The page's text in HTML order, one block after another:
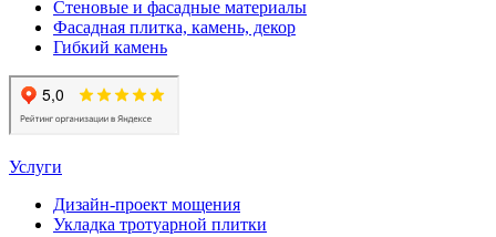
Стеновые и фасадные материалы
Фасадная плитка, камень, декор
Гибкий камень
Услуги
Дизайн-проект мощения
Укладка тротуарной плитки